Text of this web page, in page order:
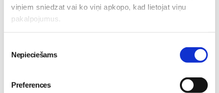
viņiem sniedzat vai ko viņi apkopo, kad lietojat viņu
pakalpojumus.
izvēle
Nepieciešams
Preferences
No 16. oktobra atvērsies
pasaulēm: publicēts
pasauļu atslēga” treileris
Sākam jauno Māmiņu
septembrī!
Sievietēm